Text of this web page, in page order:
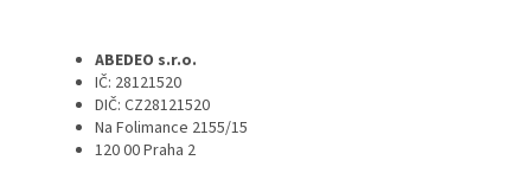
ABEDEO s.r.o.
IČ: 28121520
DIČ: CZ28121520
Na Folimance 2155/15
120 00 Praha 2